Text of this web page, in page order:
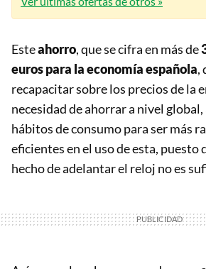
Esteahorro, que se cifra en más de
euros para la economía española,
recapacitar sobre los precios de la
necesidad de ahorrar a nivel
hábitos de consumo para ser más
eficientes en el uso de esta, puesto
hecho de adelantar el reloj no es